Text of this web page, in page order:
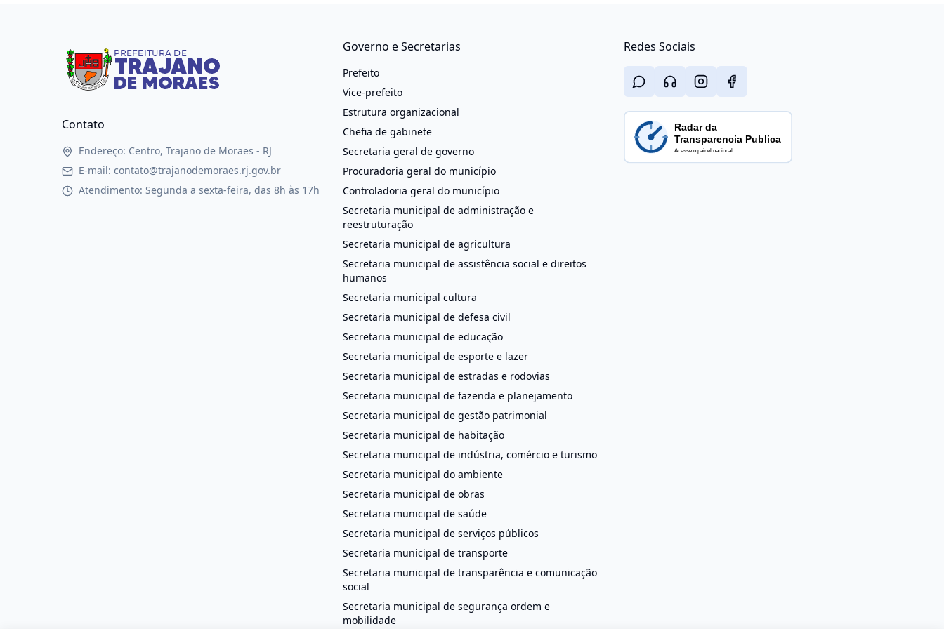
Contato
Endereço: Centro, Trajano de Moraes - RJ
E-mail: contato@trajanodemoraes.rj.gov.br
Atendimento: Segunda a sexta-feira, das 8h às 17h
Governo e Secretarias
Prefeito
Vice-prefeito
Estrutura organizacional
Chefia de gabinete
Secretaria geral de governo
Procuradoria geral do município
Controladoria geral do município
Secretaria municipal de administração e
reestruturação
Secretaria municipal de agricultura
Secretaria municipal de assistência social e direitos
humanos
Secretaria municipal cultura
Secretaria municipal de defesa civil
Secretaria municipal de educação
Secretaria municipal de esporte e lazer
Secretaria municipal de estradas e rodovias
Secretaria municipal de fazenda e planejamento
Secretaria municipal de gestão patrimonial
Secretaria municipal de habitação
Secretaria municipal de indústria, comércio e turismo
Secretaria municipal do ambiente
Secretaria municipal de obras
Secretaria municipal de saúde
Secretaria municipal de serviços públicos
Secretaria municipal de transporte
Secretaria municipal de transparência e comunicação
social
Secretaria municipal de segurança ordem e
mobilidade
Redes Sociais